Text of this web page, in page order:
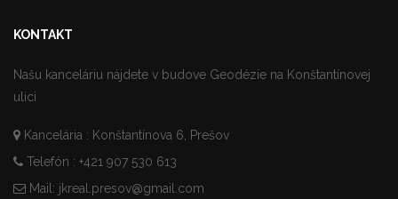
KONTAKT
Našu kanceláriu nájdete v budove Geodézie na Konštantínovej
ulici
Kancelária : Konštantínova 6, Prešov
Telefón : +421 907 530 613
Mail: jkreal.presov@gmail.com